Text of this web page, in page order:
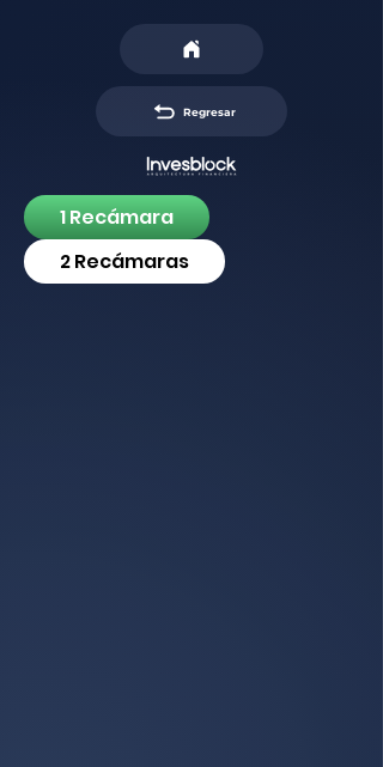
Regresar
1 Recámara
2 Recámaras